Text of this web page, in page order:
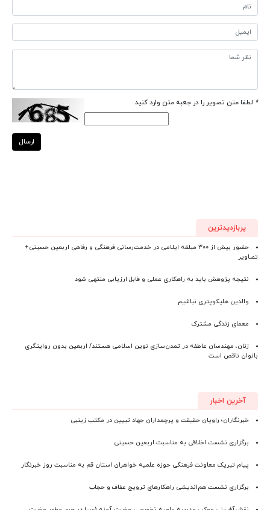
* لطفا متن تصویر را در جعبه متن وارد کنید
ارسال
پربازدیدترین
حضور بیش از ۳۰۰ مبلغه ایلامی در خدمت‌رسانی فرهنگی و رفاهی اربعین حسینی+
تصاویر
نتیجه پژوهش باید به راهکاری عملی و قابل ارزیابی منتهی شود
والدین هلیکوپتری نباشیم
معمای زندگی مشترک
زنان، مهندسان عاطفه در تمدن‌سازی نوین اسلامی هستند/ اربعین بدون روایتگری
بانوان ناقص است
آخرین اخبار
خبرنگاران؛ راویان حقیقت و پرچمداران جهاد تبیین در مکتب زینبی
برگزاری نشست اخلاقی به مناسبت اربعین حسینی
پیام تبریک معاونت فرهنگی حوزه علمیه خواهران استان قم به مناسبت روز خبرنگار
برگزاری نشست هم‌اندیشی راهکارهای ترویج عفاف و حجاب